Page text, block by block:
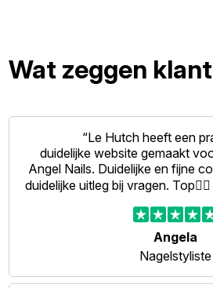
Wat zeggen
“Le Hutch heeft een
duidelijke website gemaakt
Angel Nails. Duidelijke en fijne
duidelijke uitleg bij vragen.
Angela
Nagelstyliste